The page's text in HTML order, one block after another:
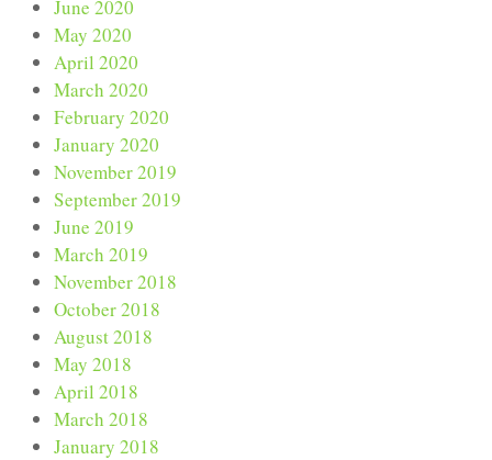
June 2020
May 2020
April 2020
March 2020
February 2020
January 2020
November 2019
September 2019
June 2019
March 2019
November 2018
October 2018
August 2018
May 2018
April 2018
March 2018
January 2018